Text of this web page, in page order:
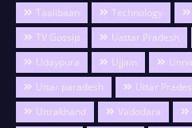
Taalibaan
Technology
TV Gossip
Uattar Pradesh
Udaypura
Ujjain
Uttar paradesh
Uttar
Uttrakhand
Vadodara